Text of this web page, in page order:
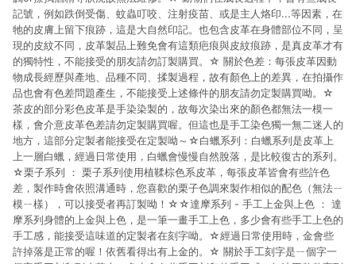
記號，例如跌倒受傷、蚊蟲叮咬、注射疫苗、或是主人烙印...等因素，在
牠的皮膚上留下痕跡，這是大自然印記。也包含皮革在身體部位不同，呈
現的皮紋不同，皮革製品上難免會有這類疤痕與皮紋痕跡，是真皮革才有
的獨特性，不能接受的朋友請勿訂製購買。☆ 關於色差：每張皮革因動
物成長經歷與產地、品種不同、揉製過程，故有顏色上的差異，在拍攝作
品也會有色差問題產生，不能接受上述條件的朋友請勿定製購買呦。☆
茶皮的部分彩色皮革是手染染製的，故每次染出來的顏色都無法一模一
樣，會介意皮革色差請勿定製購買喔。但這也是手工染色獨一無二迷人的
地方，這部分定製者能接受在定製呦～☆白蠟系列：白蠟系列是皮革上
上一層白蠟，經過日常使用，白蠟會慢慢自然脫落，是比較復古的系列。
☆栗子系列 ： 栗子系列使用植鞣棕色系皮革，每張皮革皆會有些許色
差，製作時會依照溝通時，您喜歡的栗子色調來製作相似的配色（無法ㄧ
模ㄧ樣），可以接受者再訂製呦！☆☆達摩系列 - 手工上金與上色 ： 達
摩系列身體的上金與上色，是一筆一畫手工上色，多少會有些手工上色的
手工感，能接受這味道的定製者在刻字呦。☆經過日常使用時，金會些
許掉落是正常的喔！依舊看得出有上金的。☆ 關於手工刻字是ㄧ個字一